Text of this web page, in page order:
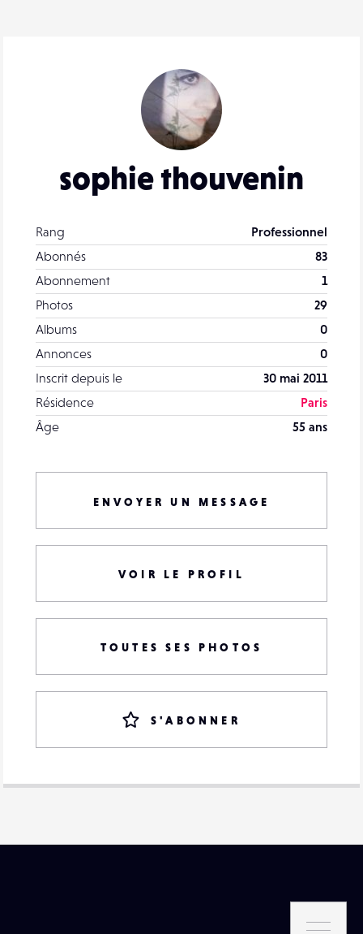
sophie thouvenin
Rang
Professionnel
Abonnés
83
Abonnement
1
Photos
29
Albums
0
Annonces
0
Inscrit depuis le
30 mai 2011
Résidence
Paris
Âge
55 ans
ENVOYER UN MESSAGE
VOIR LE PROFIL
TOUTES SES PHOTOS
S'ABONNER